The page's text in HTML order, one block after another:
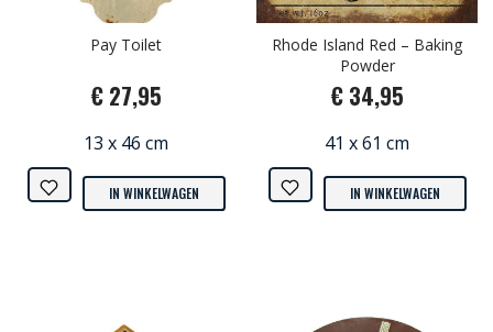
Pay Toilet
€ 27,95
13 x 46 cm
IN WINKELWAGEN
Rhode Island Red – Baking
Powder
€ 34,95
41 x 61 cm
IN WINKELWAGEN